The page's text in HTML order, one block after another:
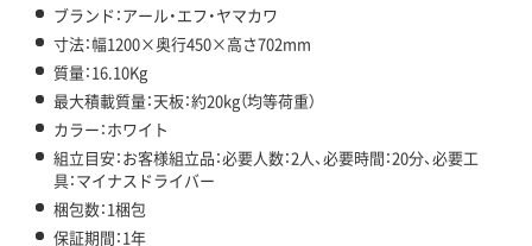
ブランド：アール・エフ・ヤマカワ
寸法：幅1200×奥行450×高さ702mm
質量：16.10Kg
最大積載質量：天板：約20kg（均等荷重）
カラー：ホワイト
組立目安：お客様組立品：必要人数：2人、必要時間：20分、必要工
具：マイナスドライバー
梱包数：1梱包
保証期間：1年